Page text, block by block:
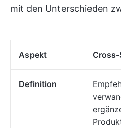
mit den Unterschieden
Aspekt Cross-
Definition